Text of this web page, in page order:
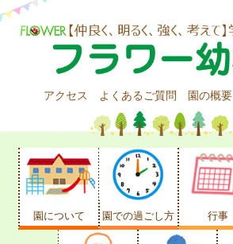
アクセス よくあるご質問 園の概要
園について 園での過ごし方 行事